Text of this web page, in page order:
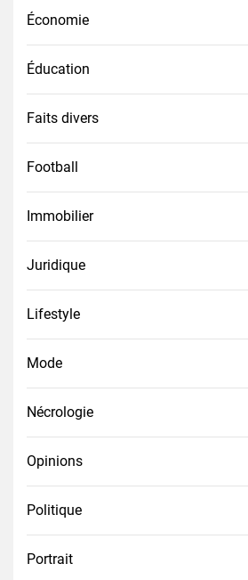
Économie
Éducation
Faits divers
Football
Immobilier
Juridique
Lifestyle
Mode
Nécrologie
Opinions
Politique
Portrait